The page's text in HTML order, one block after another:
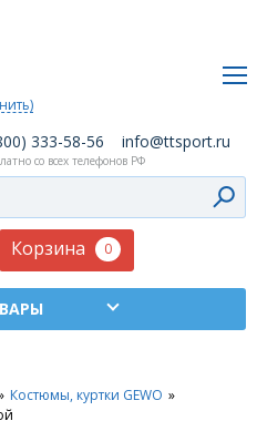
Корзина 0
333-58-56 info@ttsport.ru
со всех телефонов РФ
Костюмы, куртки GEWO »